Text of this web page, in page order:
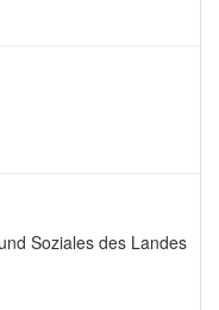
Soziales des Landes